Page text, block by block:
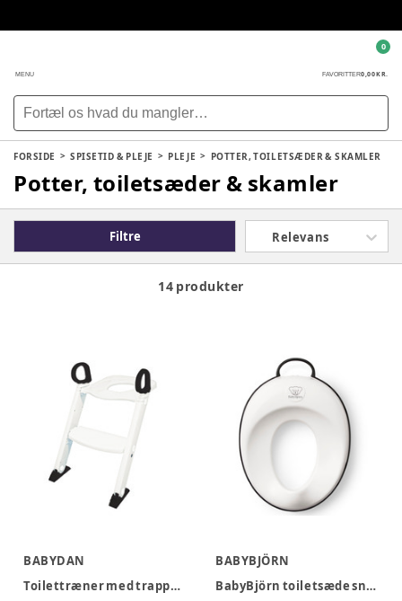
MENU FAVORITTER0,00 KR.
0
FORSIDE SPISETID & PLEJE PLEJE POTTER, TOILETSÆDER & SKAMLER
Potter, toiletsæder & skamler
Filtre Relevans
14 produkter
BABYDAN
Toilettræner med trappe - Hvid
BABYBJÖRN
BabyBjörn toiletsæde snehvid/sort